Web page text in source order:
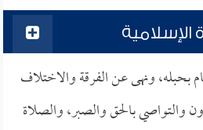
بحبله، ونهى عن الفرقة والاختلاف
والتواصي بالحق والصبر، والصلاة